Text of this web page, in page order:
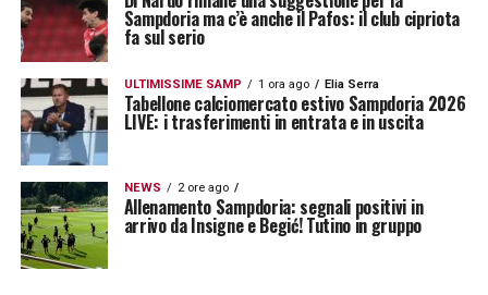
Sampdoria ma c’è anche il Pafos: il club cipriota
fa sul serio
ULTIMISSIME SAMP 1 ora ago Elia Serra
Tabellone calciomercato estivo Sampdoria 2026
LIVE: i trasferimenti in entrata e in uscita
NEWS 2 ore ago
Allenamento Sampdoria: segnali positivi in
arrivo da Insigne e Begić! Tutino in gruppo